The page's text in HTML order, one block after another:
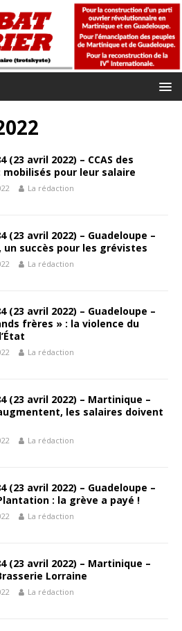
(23 avril 2022) – CCAS des
mobilisés pour leur salaire
La rédaction
(23 avril 2022) – Guadeloupe –
un succès pour les grévistes
La rédaction
(23 avril 2022) – Guadeloupe –
frères » : la violence du
La rédaction
(23 avril 2022) – Martinique –
les salaires doivent
La rédaction
(23 avril 2022) – Guadeloupe –
: la grève a payé !
La rédaction
(23 avril 2022) – Martinique –
Lorraine
La rédaction